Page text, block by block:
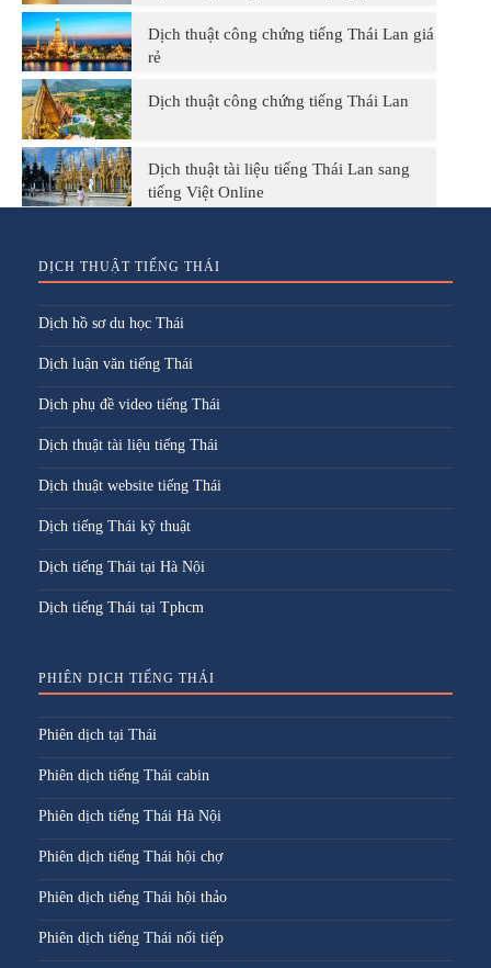
Dịch thuật công chứng tiếng Thái Lan giá
rẻ
Dịch thuật công chứng tiếng Thái Lan
Dịch thuật tài liệu tiếng Thái Lan sang
tiếng Việt Online
DỊCH THUẬT TIẾNG THÁI
Dịch hồ sơ du học Thái
Dịch luận văn tiếng Thái
Dịch phụ đề video tiếng Thái
Dịch thuật tài liệu tiếng Thái
Dịch thuật website tiếng Thái
Dịch tiếng Thái kỹ thuật
Dịch tiếng Thái tại Hà Nội
Dịch tiếng Thái tại Tphcm
PHIÊN DỊCH TIẾNG THÁI
Phiên dịch tại Thái
Phiên dịch tiếng Thái cabin
Phiên dịch tiếng Thái Hà Nội
Phiên dịch tiếng Thái hội chợ
Phiên dịch tiếng Thái hội thảo
Phiên dịch tiếng Thái nối tiếp